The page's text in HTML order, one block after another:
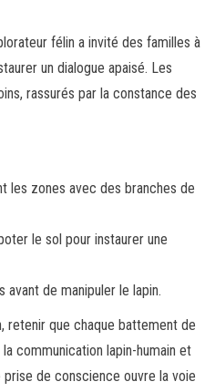
félin a invité des familles à
un dialogue apaisé. Les
rassurés par la constance des
les zones avec des branches de
le sol pour instaurer une
avant de manipuler le lapin.
retenir que chaque battement de
communication lapin-humain et
de conscience ouvre la voie